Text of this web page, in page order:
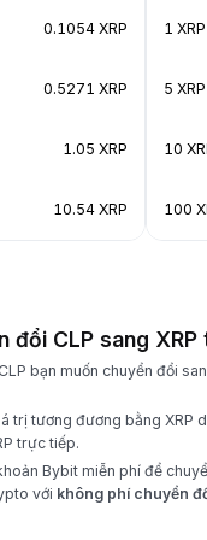
0.1054 XRP
0.5271 XRP
1.05 XRP
10.54 XRP
1 XRP
5 XRP
10
100
đổi CLP sang
bạn muốn chuyển đổi
trị tương đương bằng XRP
trực tiếp.
Bybit miễn phí để
với không phí chuyển